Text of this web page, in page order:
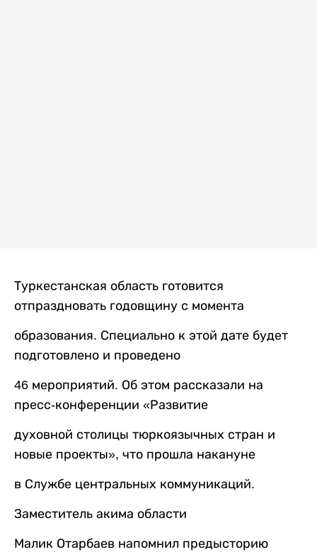
Туркестанская область готовится
отпраздновать годовщину с момента
образования. Специально к этой дате будет
подготовлено и проведено
46 мероприятий. Об этом рассказали на
пресс-конференции «Развитие
духовной столицы тюркоязычных стран и
новые проекты», что прошла накануне
в Службе центральных коммуникаций.
Заместитель акима области
Малик Отарбаев напомнил предысторию